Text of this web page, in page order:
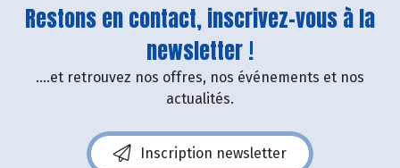
Restons en contact, inscrivez-vous à la
newsletter !
....et retrouvez nos offres, nos événements et nos
actualités.
Inscription newsletter